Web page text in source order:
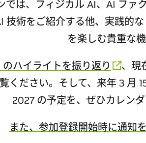
では、フィジカル AI、AI ファ
技術をご紹介する他、実践的
を楽しむ貴重な
のハイライトを振り返り 、現
ください。そして、来年 3 月
2027 の予定を、ぜひカレン
また、参加登録開始時に通知